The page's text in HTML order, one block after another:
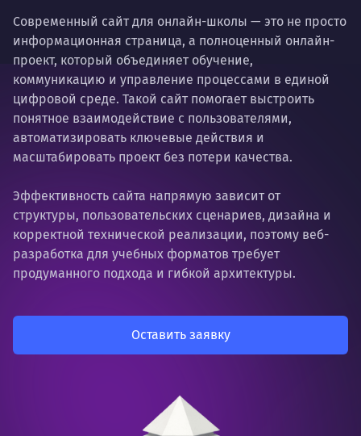
Современный сайт для онлайн-школы — это не просто
информационная страница, а полноценный онлайн-
проект, который объединяет обучение,
коммуникацию и управление процессами в единой
цифровой среде. Такой сайт помогает выстроить
понятное взаимодействие с пользователями,
автоматизировать ключевые действия и
масштабировать проект без потери качества.
Эффективность сайта напрямую зависит от
структуры, пользовательских сценариев, дизайна и
корректной технической реализации, поэтому веб-
разработка для учебных форматов требует
продуманного подхода и гибкой архитектуры.
Оставить заявку